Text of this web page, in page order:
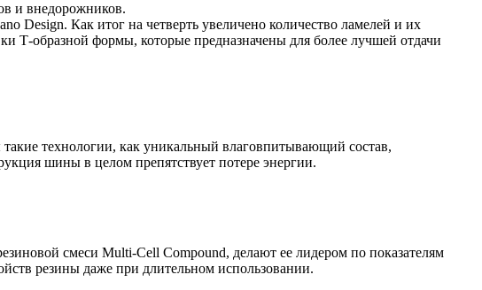
и внедорожников.
Design. Как итог на четверть увеличено количество ламелей и их
Т-образной формы, которые предназначены для более лучшей отдачи
технологии, как уникальный влаговпитывающий состав,
шины в целом препятствует потере энергии.
смеси Multi-Cell Compound, делают ее лидером по показателям
резины даже при длительном использовании.